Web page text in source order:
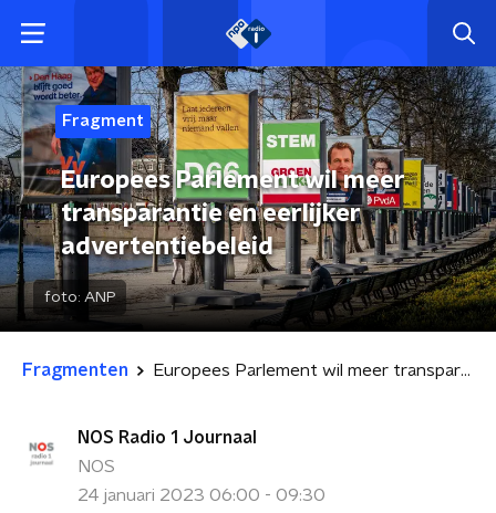
Fragment
Europees Parlement wil meer
transparantie en eerlijker
advertentiebeleid
foto: ANP
Fragmenten Europees Parlement wil meer transparantie en eerlijker advertentiebeleid
NOS Radio 1 Journaal
NOS
24 januari 2023 06:00 - 09:30